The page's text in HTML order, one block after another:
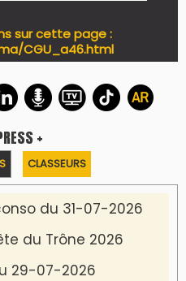
sur cette page :
CGU_a46.html
+
CLASSEURS
du 31-07-2026
du Trône 2026
29-07-2026